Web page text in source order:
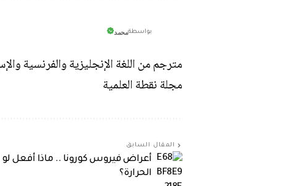
بواسطةمحمد
مترجم من اللغة الإنجليزية والفرنسية
مجلة نقطة العلمية
المقال السابق
أعراض فيروس كورونا .. ماذا أفعل
الحرارة؟